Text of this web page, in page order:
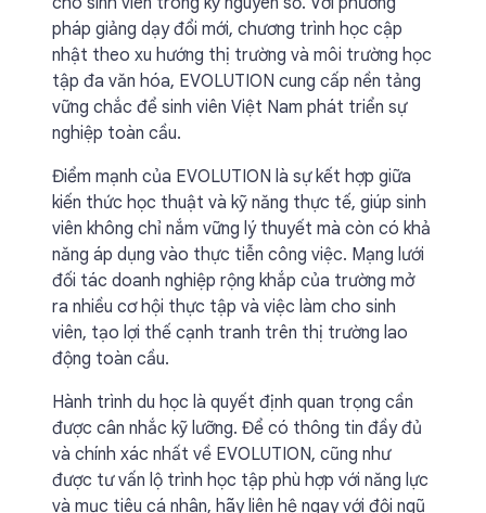
pháp giảng dạy đổi mới, chương trình học cập
nhật theo xu hướng thị trường và môi trường học
tập đa văn hóa, EVOLUTION cung cấp nền tảng
vững chắc để sinh viên Việt Nam phát triển sự
nghiệp toàn cầu.
Điểm mạnh của EVOLUTION là sự kết hợp giữa
kiến thức học thuật và kỹ năng thực tế, giúp sinh
viên không chỉ nắm vững lý thuyết mà còn có khả
năng áp dụng vào thực tiễn công việc. Mạng lưới
đối tác doanh nghiệp rộng khắp của trường mở
ra nhiều cơ hội thực tập và việc làm cho sinh
viên, tạo lợi thế cạnh tranh trên thị trường lao
động toàn cầu.
Hành trình du học là quyết định quan trọng cần
được cân nhắc kỹ lưỡng. Để có thông tin đầy đủ
và chính xác nhất về EVOLUTION, cũng như
được tư vấn lộ trình học tập phù hợp với năng lực
và mục tiêu cá nhân, hãy liên hệ ngay với đội ngũ